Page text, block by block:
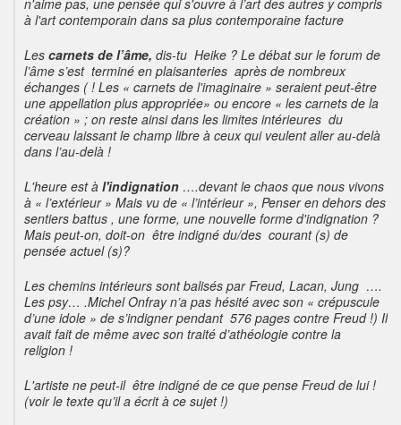
à l'art contemporain dans sa plus contemporaine facture
Les carnets de l’âme, dis-tu Heike ? Le débat sur le forum de
l’âme s’est terminé en plaisanteries après de nombreux
échanges ( ! Les « carnets de l'imaginaire » seraient peut-être
une appellation plus appropriée» ou encore « les carnets de la
création » ; on reste ainsi dans les limites intérieures du
cerveau laissant le champ libre à ceux qui veulent aller au-delà
dans l’au-delà !
L'heure està l'indignation ….devant le chaos que nous vivons
à « l’extérieur » Mais vu de « l’intérieur », Penser en dehors des
sentiers battus , une forme, une nouvelle forme d'indignation ?
Mais peut-on, doit-on être indigné du/des courant (s) de
pensée actuel (s)?
Les chemins intérieurs sont balisés par Freud, Lacan, Jung ….
Les psy… .Michel Onfray n’a pas hésité avec son « crépuscule
d’une idole » de s’indigner pendant 576 pages contre Freud !) Il
avait fait de même avec son traité d’athéologie contre la
religion !
L'artiste ne peut-il être indigné de ce que pense Freud de lui !
(voir le texte qu’il a écrit à ce sujet !)